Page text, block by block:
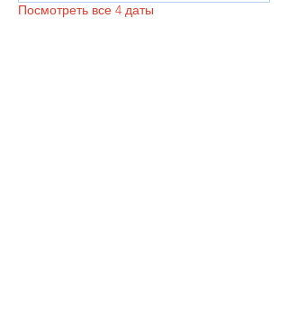
Посмотреть все 4 даты